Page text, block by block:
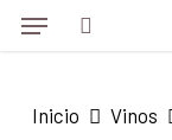
Skip
content
Menu
Inicio Vinos